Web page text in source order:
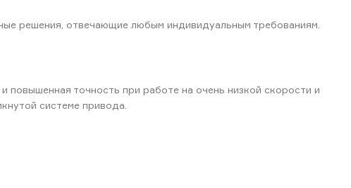
решения, отвечающие любым индивидуальным требованиям.
точность при работе на очень низкой скорости и
системе привода.